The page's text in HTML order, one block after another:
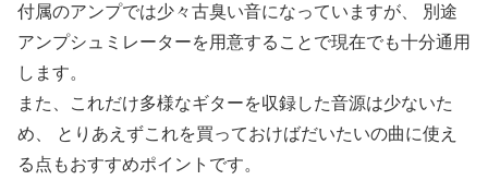
付属のアンプでは少々古臭い音になっていますが、 別途
アンプシュミレーターを用意することで現在でも十分通用
します。
また、これだけ多様なギターを収録した音源は少ないた
め、 とりあえずこれを買っておけばだいたいの曲に使え
る点もおすすめポイントです。